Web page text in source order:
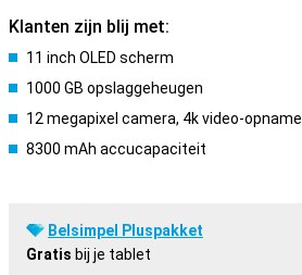
Klanten zijn blij met:
11 inch OLED scherm
1000 GB opslaggeheugen
12 megapixel camera, 4k video-opname
8300 mAh accucapaciteit
Belsimpel Pluspakket
Gratis bij je tablet